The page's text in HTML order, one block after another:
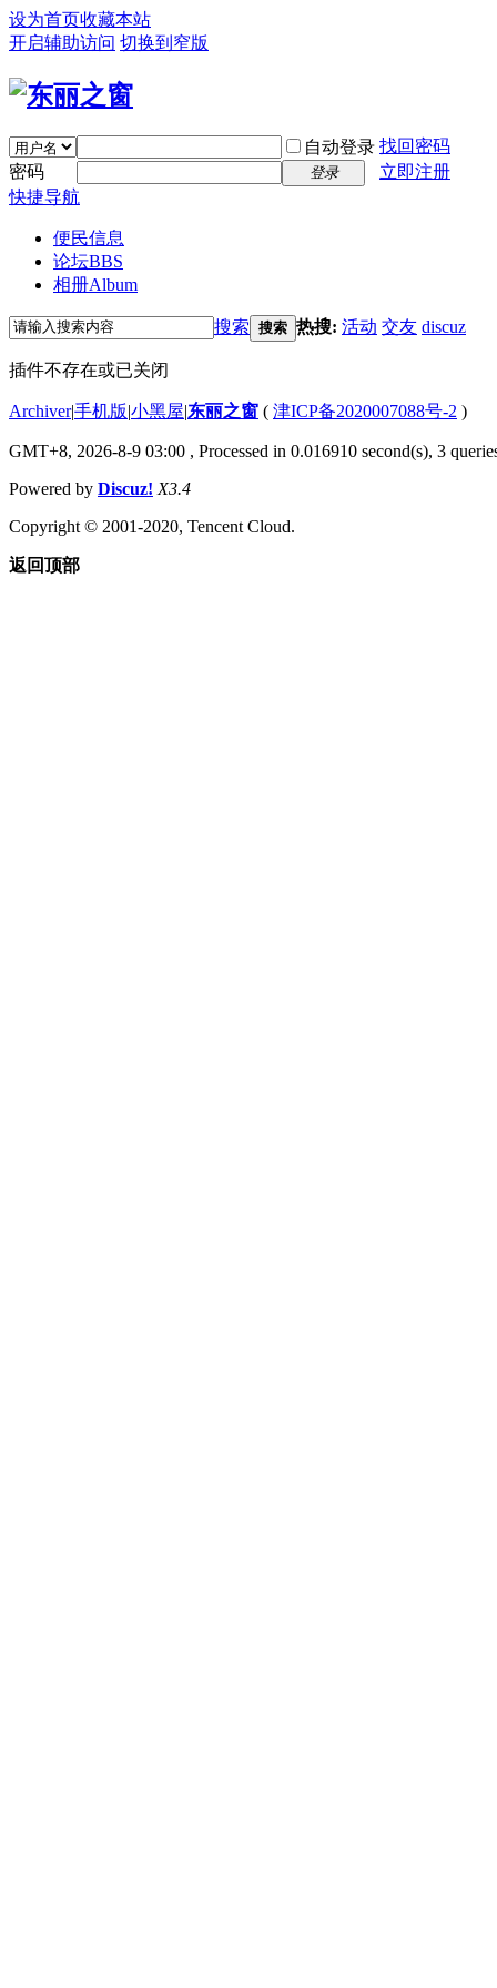
设为首页收藏本站
开启辅助访问 切换到窄版
自动登录 找回密码
密码
登录
立即注册
快捷导航
便民信息
论坛BBS
相册Album
搜索 搜索 热搜: 活动 交友 discuz
插件不存在或已关闭
Archiver|手机版|小黑屋|东丽之窗 ( 津ICP备2020007088号-2 )
GMT+8, 2026-8-9 03:00 , Processed in 0.016910 second(s), 3
Powered by Discuz! X3.4
Copyright © 2001-2020, Tencent Cloud.
返回顶部